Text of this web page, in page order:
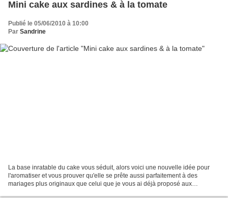
Mini cake aux sardines & à la tomate
Publié le 05/06/2010 à 10:00
Par Sandrine
La base inratable du cake vous séduit, alors voici une nouvelle idée pour
l'aromatiser et vous prouver qu'elle se prête aussi parfaitement à des
mariages plus originaux que celui que je vous ai déjà proposé aux